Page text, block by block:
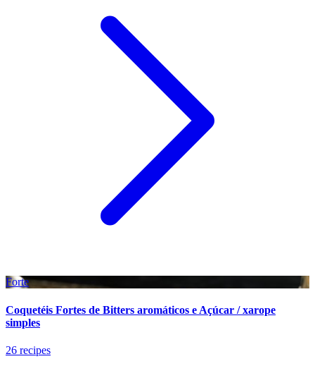
Forte
Coquetéis Fortes de Bitters aromáticos e Açúcar / xarope
simples
26 recipes